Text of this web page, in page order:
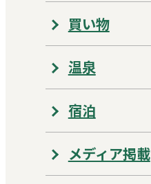
買い物
温泉
宿泊
メディア掲載